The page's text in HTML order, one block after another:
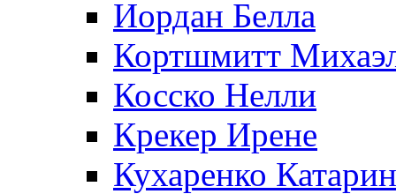
Иордан Белла
Кортшмитт
Косско Нелли
Крекер Ирене
Кухаренко